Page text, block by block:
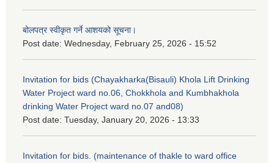
बोलपत्र स्वीकृत गर्ने आशयको सूचना।
Post date: Wednesday, February 25, 2026 - 15:52
Invitation for bids (Chayakharka(Bisauli) Khola Lift Drinking
Water Project ward no.06, Chokkhola and Kumbhakhola
drinking Water Project ward no.07 and08)
Post date: Tuesday, January 20, 2026 - 13:33
Invitation for bids. (maintenance of thakle to ward office